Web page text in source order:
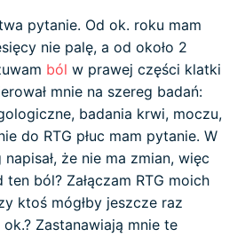
pytanie. Od ok. roku mam
nie palę, a od około 2
ból w prawej części klatki
mnie na szereg badań:
badania krwi, moczu,
do RTG płuc mam pytanie. W
że nie ma zmian, więc
ból? Załączam RTG moich
ktoś mógłby jeszcze raz
Zastanawiają mnie te